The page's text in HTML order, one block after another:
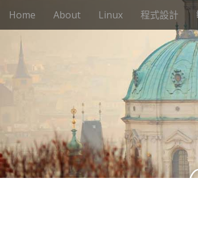
M
e
i
c
n
t
Home About Linux 程式設計